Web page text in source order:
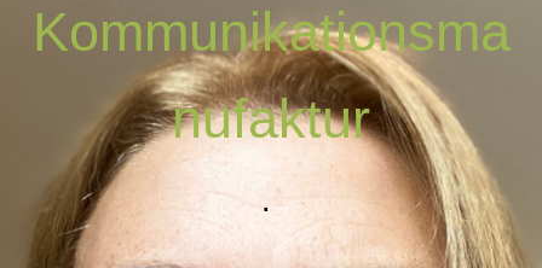
Kommunikationsma
nufaktur
.